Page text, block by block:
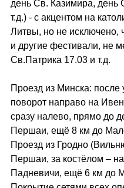
день Св. Казимира, день
т.д.) - с акцентом на
Литвы, но не исключено,
и другие фестивали, не
Св.Патрика 17.03 и т.д.
Проезд из Минска: после
поворот направо на
сразу налево, прямо до
Першаи, ещё 8 км до
Проезд из Гродно
Першаи, за костёлом –
Падневичи, ещё 6 км до